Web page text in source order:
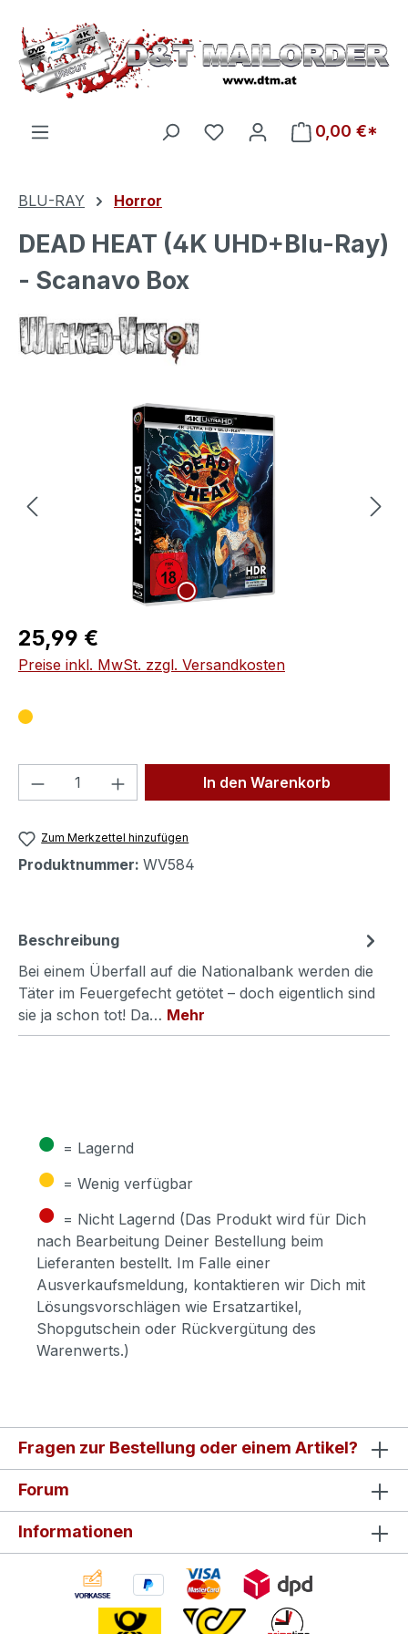
Zum Hauptinhalt springen
Du hast 0 Produkte auf
0,00 €*
BLU-RAY Horror
DEAD HEAT (4K UHD+Blu-Ray)
- Scanavo Box
Bildergalerie überspringen
Regulärer Preis:
25,99 €
Preise inkl. MwSt. zzgl. Versandkosten
Produkt Anzahl: Gib denIn den Warenkorb
Zum Merkzettel hinzufügen
Produktnummer: WV584
Beschreibung
Bei einem Überfall auf die Nationalbank werden die
Täter im Feuergefecht getötet – doch eigentlich sind
sie ja schon tot! Da… Mehr
● = Lagernd
● = Wenig verfügbar
● = Nicht Lagernd (Das Produkt wird für Dich
nach Bearbeitung Deiner Bestellung beim
Lieferanten bestellt. Im Falle einer
Ausverkaufsmeldung, kontaktieren wir Dich mit
Lösungsvorschlägen wie Ersatzartikel,
Shopgutschein oder Rückvergütung des
Warenwerts.)
Fragen zur Bestellung oder einem Artikel?
Forum
Informationen